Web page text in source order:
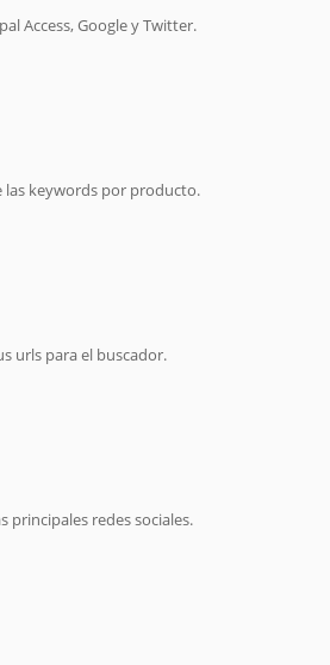
Access, Google y Twitter.
las keywords por producto.
urls para el buscador.
principales redes sociales.